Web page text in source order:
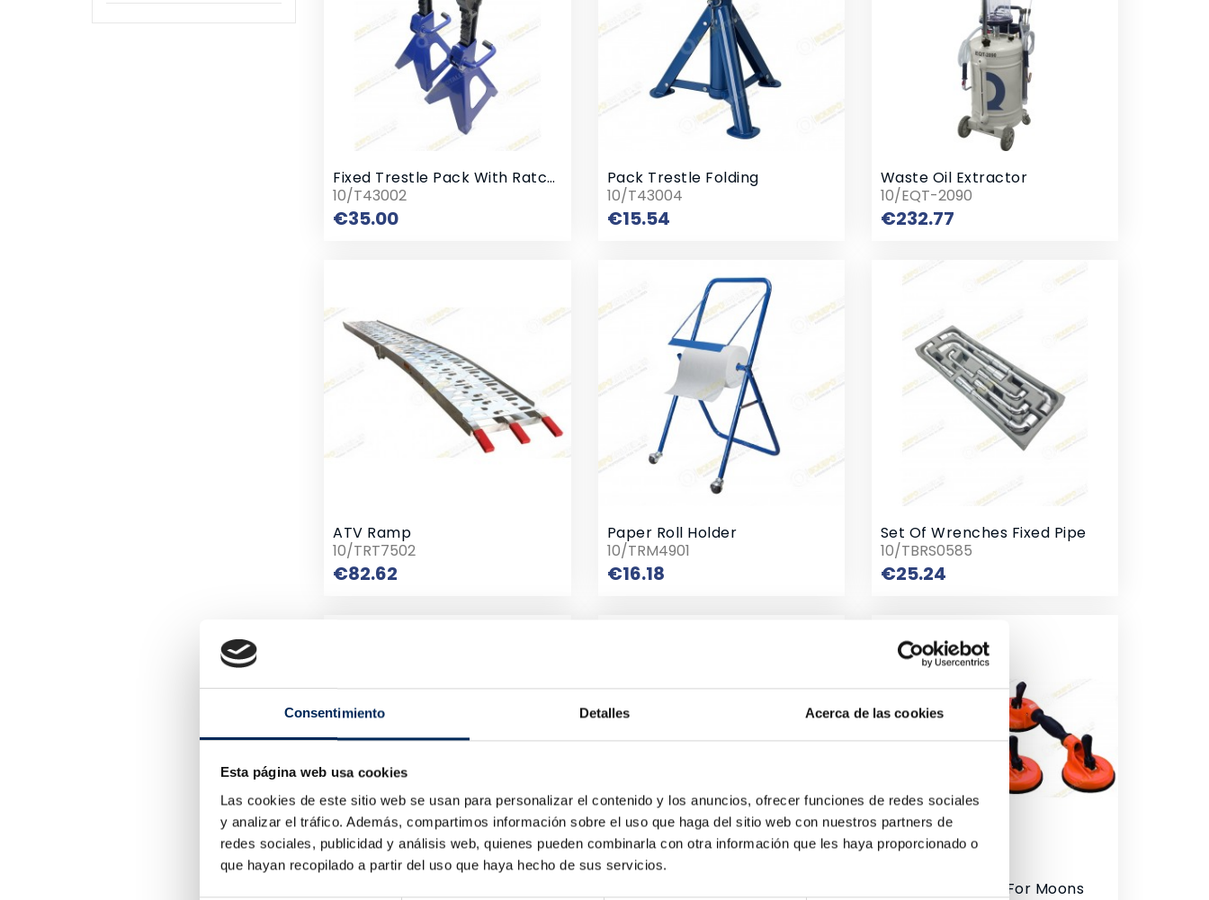
Consentimiento Detalles Acerca de las cookies
Esta página web usa cookies
Las cookies de este sitio web se usan para personalizar el contenido y los anuncios, ofrecer funciones de redes sociales
y analizar el tráfico. Además, compartimos información sobre el uso que haga del sitio web con nuestros partners de
redes sociales, publicidad y análisis web, quienes pueden combinarla con otra información que les haya proporcionado o
que hayan recopilado a partir del uso que haya hecho de sus servicios.
Fixed Trestle Pack With Ratchet
10/T43002
€35.00Price
Pack Trestle Folding
10/T43004
€15.54Price
Waste Oil Extractor
10/EQT-2090
€232.77Price
ATV Ramp
10/TRT7502
€82.62
Paper Roll Holder
10/TRM4901
€16.18Price
Set Of Wrenches Fixed Pipe
10/TBRS0585
€25.24Price
Pack Of Suckers For Moons